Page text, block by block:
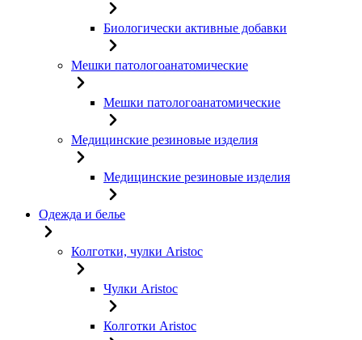
Биологически активные добавки
Мешки патологоанатомические
Мешки патологоанатомические
Медицинские резиновые изделия
Медицинские резиновые изделия
Одежда и белье
Колготки, чулки Aristoc
Чулки Aristoc
Колготки Aristoc